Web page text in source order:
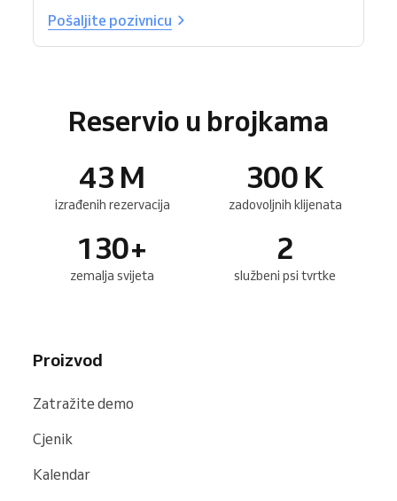
Pošaljite pozivnicu
Reservio u brojkama
43 M
izrađenih rezervacija
300 K
zadovoljnih klijenata
130+
zemalja svijeta
2
službeni psi tvrtke
Proizvod
Zatražite demo
Cjenik
Kalendar